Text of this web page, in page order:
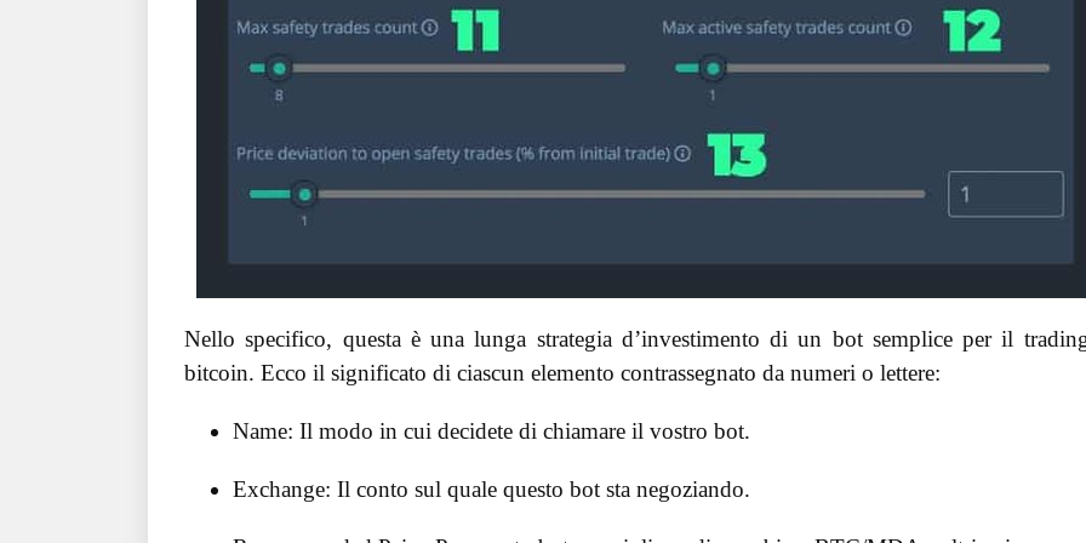
Nello specifico, questa è una lunga strategia d’investimento di un bot semplice per il
bitcoin. Ecco il significato di ciascun elemento contrassegnato da numeri o lettere:
Name: Il modo in cui decidete di chiamare il vostro bot.
Exchange: Il conto sul quale questo bot sta negoziando.